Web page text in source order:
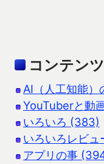
コンテン
AI（人工知能）
YouTuberと動
いろいろ (383)
いろいろレビュ
アプリの事